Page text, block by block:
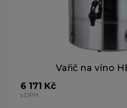
Vařič na víno
6 171 Kč
s DPH